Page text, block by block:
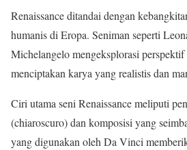
Renaissance ditandai dengan
humanis di Eropa. Seniman seperti
Michelangelo mengeksplorasi
menciptakan karya yang realistis dan
Ciri utama seni Renaissance meliputi
(chiaroscuro) dan komposisi yang
yang digunakan oleh Da Vinci